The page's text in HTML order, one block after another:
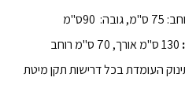
העומדת בכל דרישות תקן מיטת